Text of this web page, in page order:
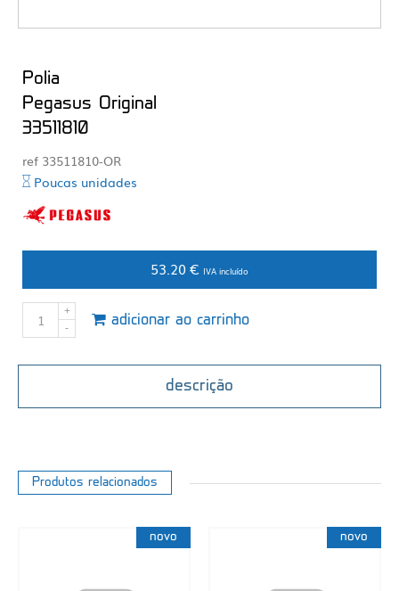
Polia
Pegasus Original
33511810
ref 33511810-OR
Poucas unidades
53.20 € IVA incluído
adicionar ao carrinho
descrição
Produtos relacionados
novo novo